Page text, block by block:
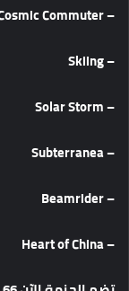
– Cosmic Commuter
– Skiing
– Solar Storm
– Subterranea
– Beamrider
– Heart of China